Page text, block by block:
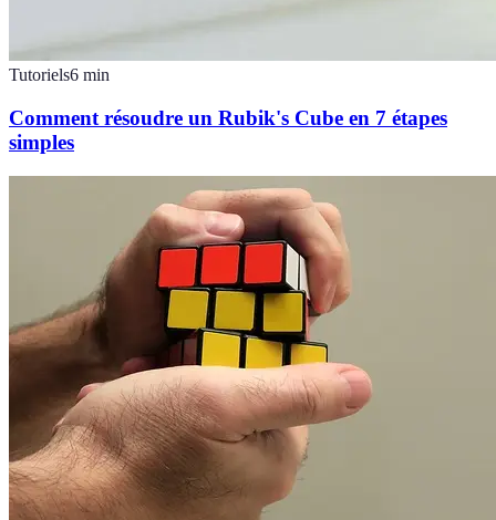
Tutoriels6 min
Comment résoudre un Rubik's Cube en 7 étapes
simples